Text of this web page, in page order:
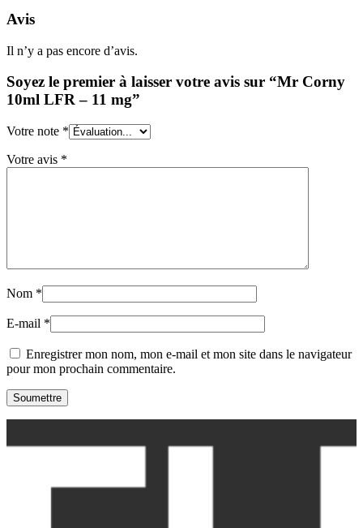
Avis
Il n’y a pas encore d’avis.
Soyez le premier à laisser votre avis sur “Mr Corny
10ml LFR – 11 mg”
Votre note *
Votre avis *
Nom *
E-mail *
Enregistrer mon nom, mon e-mail et mon site dans le navigateur
pour mon prochain commentaire.